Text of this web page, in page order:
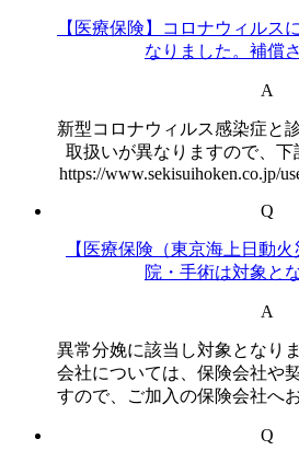
【医療保険】コロナウィルス
なりました。補償
A
新型コロナウィルス感染症と
取扱いが異なりますので、下
https://www.sekisuihoken.co.jp/
Q
【医療保険（東京海上日動
院・手術は対象と
A
異常分娩に該当し対象となり
会社については、保険会社や
すので、ご加入の保険会社へ
Q